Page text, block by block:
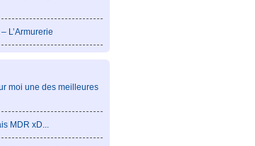
L’Armurerie
moi une des meilleures
MDR xD...